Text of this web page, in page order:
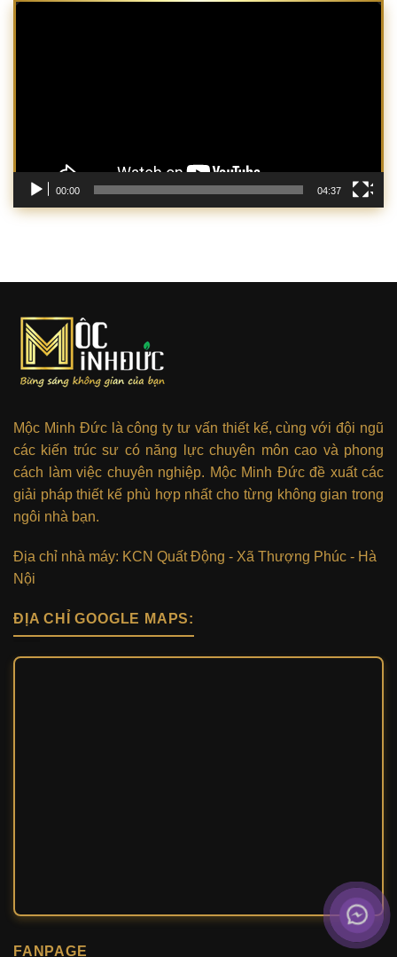
Trình
00:00 04:37
Mộc Minh Đức là công ty tư vấn thiết kế, cùng với đội ngũ
các kiến trúc sư có năng lực chuyên môn cao và phong
cách làm việc chuyên nghiệp. Mộc Minh Đức đề xuất các
giải pháp thiết kế phù hợp nhất cho từng không gian trong
ngôi nhà bạn.
Địa chỉ nhà máy: KCN Quất Động - Xã Thượng Phúc - Hà
Nội
ĐỊA CHỈ GOOGLE MAPS:
FANPAGE